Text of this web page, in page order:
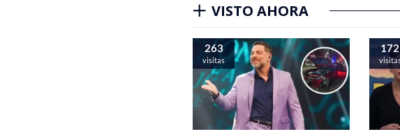
VISTO AHORA
263
visitas
172